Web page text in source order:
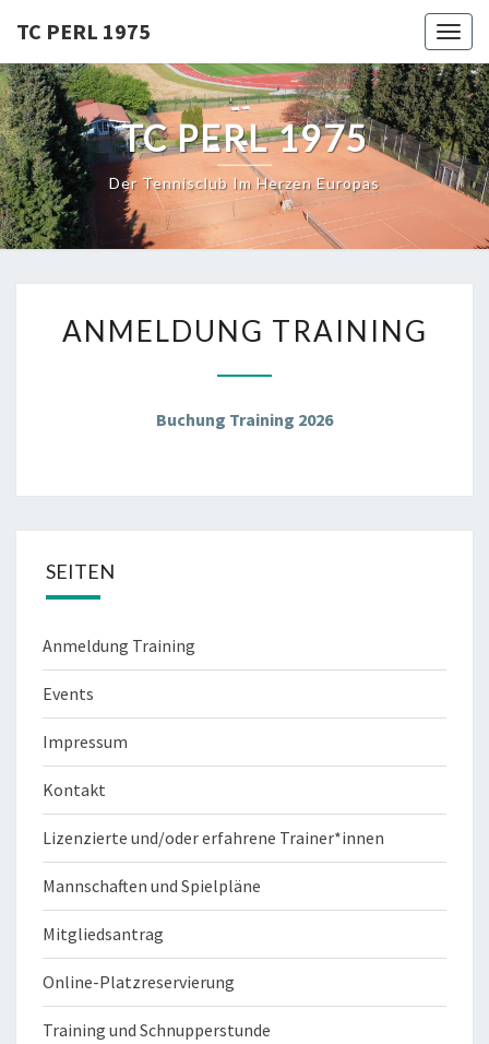
content
TC PERL 1975
TC PERL 1975
Der Tennisclub Im Herzen Europas
TRAINING
ANMELDUNG TRAINING
Buchung Training 2026
SEITEN
Anmeldung Training
Events
Impressum
Kontakt
Lizenzierte und/oder erfahrene Trainer*innen
Mannschaften und Spielpläne
Mitgliedsantrag
Online-Platzreservierung
Training und Schnupperstunde